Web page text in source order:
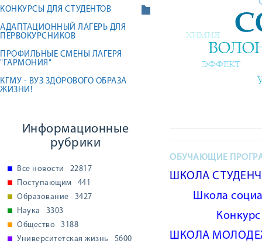
КОНКУРСЫ ДЛЯ СТУДЕНТОВ
АДАПТАЦИОННЫЙ ЛАГЕРЬ ДЛЯ
ПЕРВОКУРСНИКОВ
ПРОФИЛЬНЫЕ СМЕНЫ ЛАГЕРЯ
"ГАРМОНИЯ"
КГМУ - ВУЗ ЗДОРОВОГО ОБРАЗА
ЖИЗНИ!
Информационные
рубрики
Все новости
22817
Поступающим
441
Образование
3427
Наука
3303
Общество
3188
Университетская жизнь
5600
ОБУЧАЮЩИЕ
ШКОЛА
Школа
ШКОЛА